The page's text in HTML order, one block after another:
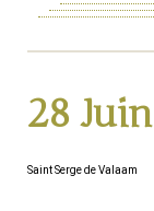
28 Juin
Saint Serge de Valaam